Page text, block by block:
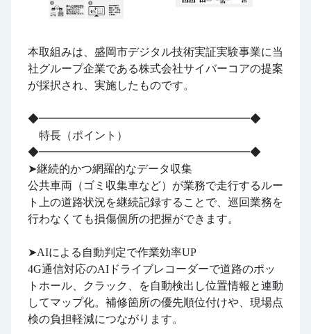
本取組みは、盛岡市デジタル技術実証実験事業に当
社グループ企業である株式会社サイバーコアの提案
が採択され、実施したものです。
◆━━━━━━━━━━━━━━━━━━━◆
特長（ポイント）
◆━━━━━━━━━━━━━━━━━━━◆
➤継続的かつ網羅的なデータ収集
公共車両（ゴミ収集車など）が業務で走行するルー
ト上の道路状況を継続記録することで、巡回業務を
行わなくても損傷個所の把握ができます。
➤AIによる自動判定で作業効率UP
4G通信対応のAIドライブレコーダーで道路のポッ
トホール、クラック、を自動検出し位置情報と連動
してマップ化。補修箇所の優先順位付けや、現場点
検の負担軽減につながります。